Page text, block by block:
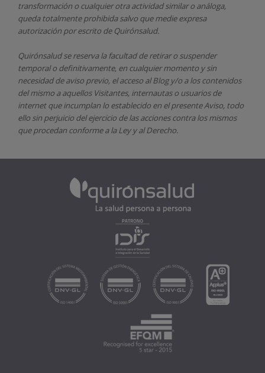
transformación o cualquier otra actividad similar o análoga,
queda totalmente prohibida salvo que medie expresa
autorización por escrito de Quirónsalud.
Quirónsaludse reserva la facultad de retirar o suspender
temporal o definitivamente, en cualquier momento y sin
necesidad de aviso previo, el acceso al Blog y/o a los contenidos
del mismo a aquellos Visitantes, internautas o usuarios de
internet que incumplan lo establecido en el presente Aviso, todo
ello sin perjuicio del ejercicio de las acciones contra los mismos
que procedan conforme a la Ley y al Derecho.